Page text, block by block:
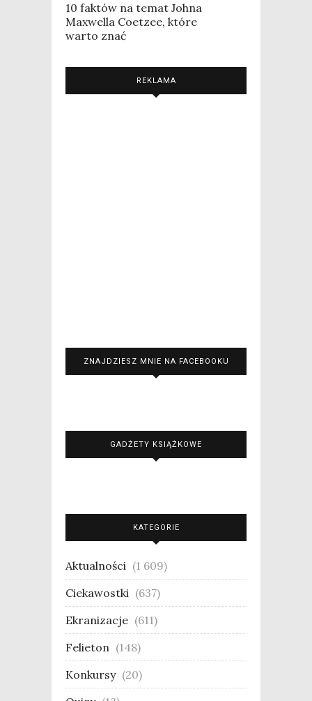
10 faktów na temat Johna
Maxwella Coetzee, które
warto znać
REKLAMA
ZNAJDZIESZ MNIE NA FACEBOOKU
GADŻETY KSIĄŻKOWE
KATEGORIE
Aktualności (1 609)
Ciekawostki (637)
Ekranizacje (611)
Felieton (148)
Konkursy (20)